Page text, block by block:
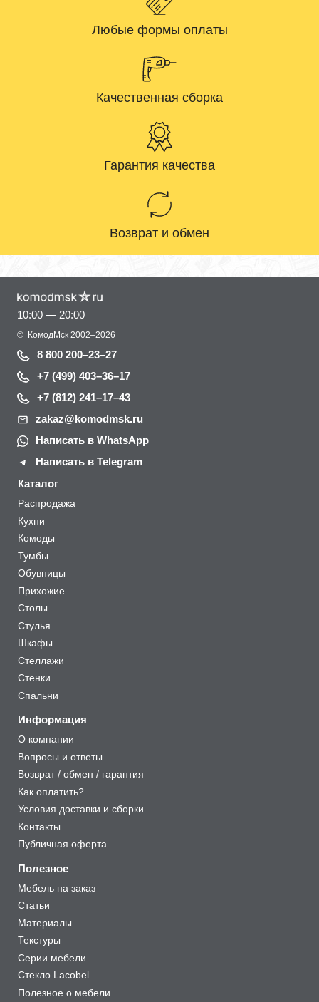
Любые формы оплаты
Качественная сборка
Гарантия качества
Возврат и обмен
10:00 — 20:00
© КомодМск 2002–2026
8 800 200–23–27
+7 (499) 403–36–17
+7 (812) 241–17–43
zakaz@komodmsk.ru
Написать в WhatsApp
Написать в Telegram
Каталог
Распродажа
Кухни
Комоды
Тумбы
Обувницы
Прихожие
Столы
Стулья
Шкафы
Стеллажи
Стенки
Спальни
Информация
О компании
Вопросы и ответы
Возврат / обмен / гарантия
Как оплатить?
Условия доставки и сборки
Контакты
Публичная оферта
Полезное
Мебель на заказ
Статьи
Материалы
Текстуры
Серии мебели
Стекло Lacobel
Полезное о мебели